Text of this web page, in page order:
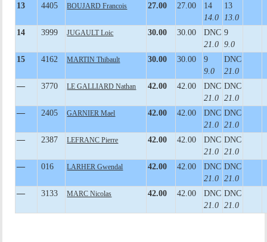
13
4405 BOUJARD Francois 27.00 27.00
14
14.0
13
13.0
14
3999 JUGAULT Loic 30.00 30.00
DNC
21.0
9
9.0
15
4162 MARTIN Thibault 30.00 30.00
9
9.0
DNC
21.0
—
3770 LE GALLIARD Nathan 42.00 42.00
DNC
21.0
DNC
21.0
—
2405 GARNIER Mael 42.00 42.00
DNC
21.0
DNC
21.0
—
2387 LEFRANC Pierre 42.00 42.00
DNC
21.0
DNC
21.0
—
016 LARHER Gwendal 42.00 42.00
DNC
21.0
DNC
21.0
—
3133 MARC Nicolas 42.00 42.00
DNC
21.0
DNC
21.0